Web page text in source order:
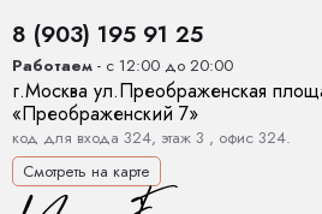
Декоративные элементы
Тип карманов глубокие
Конструктивные элементы Карманы,
Тип рукава Прямой, спущенный.
8 (903) 195 91 25
Работаем - с 12:00 до 20:00
г.Москва ул.Преображенская
«Преображенский 7»
код для входа 324, этаж 3 , офис 324.
Смотреть на карте